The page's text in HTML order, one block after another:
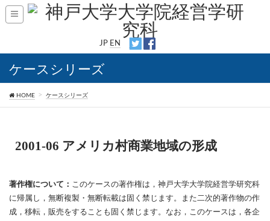
JP EN
ケースシリーズ
HOME ケースシリーズ
2001-06 アメリカ村商業地域の形成
著作権について： このケースの著作権は，神戸大学大学院経営学研究科
に帰属し，無断複製・無断転載は固く禁じます。また二次的著作物の作
成，移転，販売をすることも固く禁じます。なお，このケースは，各企